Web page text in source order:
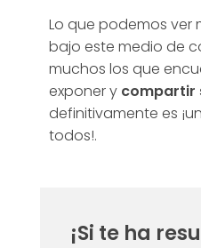
Lo que podemos ver
bajo este medio de
muchos los que
exponer y compartir
definitivamente es
todos!.
¡Si te ha